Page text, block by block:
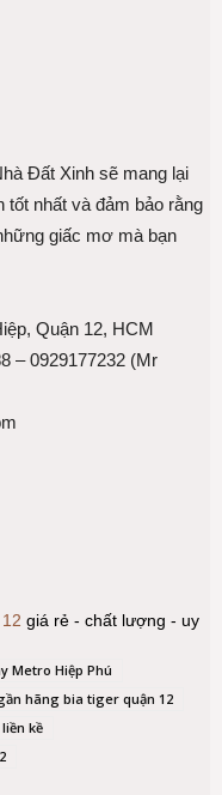
Đất Xinh sẽ mang lại
nhất và đảm bảo rằng
giấc mơ mà bạn
Quận 12, HCM
– 0929177232 (Mr
giá rẻ - chất lượng - uy
Metro Hiệp Phú
hãng bia tiger quận 12
kề